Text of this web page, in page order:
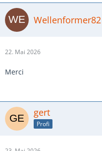
Wellenformer82
22. Mai 2026
Merci
gert
Profi